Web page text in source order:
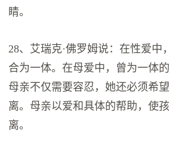
睛。
28、艾瑞克·佛罗姆说：在性爱中
合为一体。在母爱中，曾为一体
母亲不仅需要容忍，她还必须希
离。母亲以爱和具体的帮助，使
离。